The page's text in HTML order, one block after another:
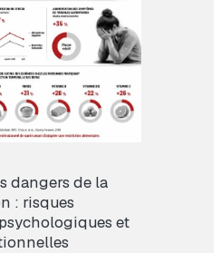
dangers de la
: risques
et